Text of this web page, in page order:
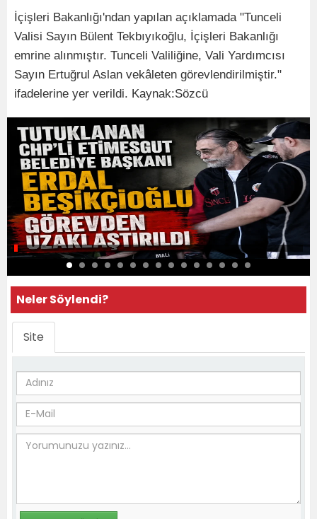
İçişleri Bakanlığı'ndan yapılan açıklamada "Tunceli
Valisi Sayın Bülent Tekbıyıkoğlu, İçişleri Bakanlığı
emrine alınmıştır. Tunceli Valiliğine, Vali Yardımcısı
Sayın Ertuğrul Aslan vekâleten görevlendirilmiştir."
ifadelerine yer verildi. Kaynak:Sözcü
Neler Söylendi?
Site